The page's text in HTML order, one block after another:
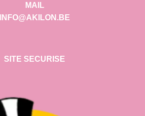
MAIL
INFO@AKILON.BE
SITE SECURISE